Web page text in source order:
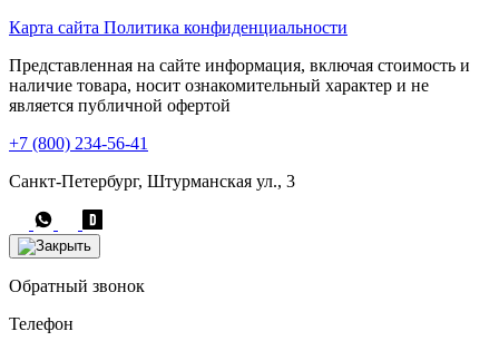
Карта сайта Политика конфиденциальности
Представленная на сайте информация, включая стоимость и
наличие товара, носит ознакомительный характер и не
является публичной офертой
+7 (800) 234-56-41
Санкт-Петербург, Штурманская ул., 3
Обратный звонок
Телефон